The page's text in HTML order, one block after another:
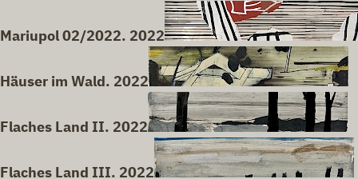
Mariupol 02/2022. 2022
Häuser im Wald. 2022
Flaches Land II. 2022
Flaches Land III. 2022